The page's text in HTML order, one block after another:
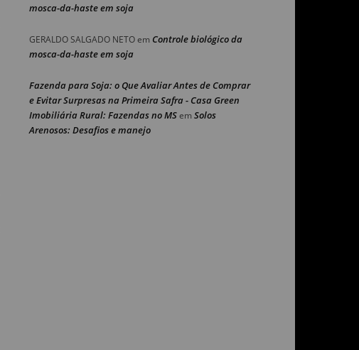
mosca-da-haste em soja
GERALDO SALGADO NETOem Controle biológico da
mosca-da-haste em soja
Fazenda para Soja: o Que Avaliar Antes de Comprar
e Evitar Surpresas na Primeira Safra - Casa Green
Imobiliária Rural: Fazendas no MSem Solos
Arenosos: Desafios e manejo